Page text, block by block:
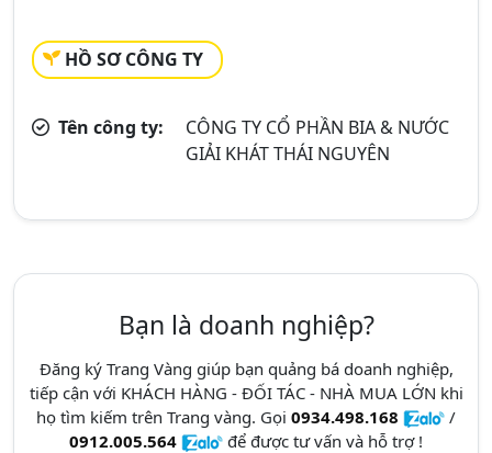
HỒ SƠ CÔNG TY
Tên công ty:
CÔNG TY CỔ PHẦN BIA & NƯỚC
GIẢI KHÁT THÁI NGUYÊN
Bạn là doanh nghiệp?
Đăng ký Trang Vàng giúp bạn quảng bá doanh nghiệp,
tiếp cận với KHÁCH HÀNG - ĐỐI TÁC - NHÀ MUA LỚN khi
họ tìm kiếm trên Trang vàng. Gọi 0934.498.168
/
0912.005.564
để được tư vấn và hỗ trợ !